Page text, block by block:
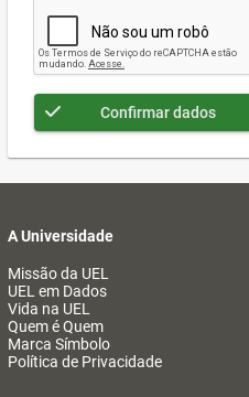
Confirmar dados
A Universidade
Missão da UEL
UEL em Dados
Vida na UEL
Quem é Quem
Marca Símbolo
Política de Privacidade